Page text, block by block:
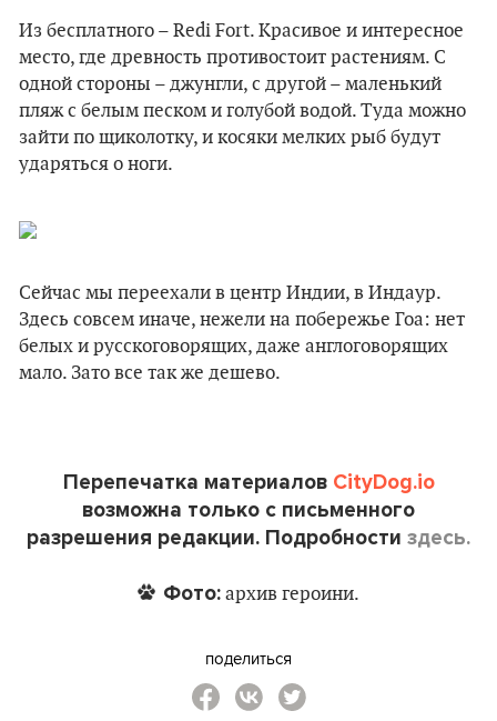
Из бесплатного – Redi Fort. Красивое и интересное
место, где древность противостоит растениям. С
одной стороны – джунгли, с другой – маленький
пляж с белым песком и голубой водой. Туда можно
зайти по щиколотку, и косяки мелких рыб будут
ударяться о ноги.
Сейчас мы переехали в центр Индии, в Индаур.
Здесь совсем иначе, нежели на побережье Гоа: нет
белых и русскоговорящих, даже англоговорящих
мало. Зато все так же дешево.
Перепечатка материалов CityDog.io
возможна только с письменного
разрешения редакции. Подробности здесь.
Фото: архив героини.
поделиться